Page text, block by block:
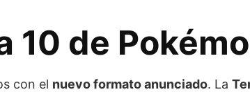
10 de
con el nuevo formato anunciado. La